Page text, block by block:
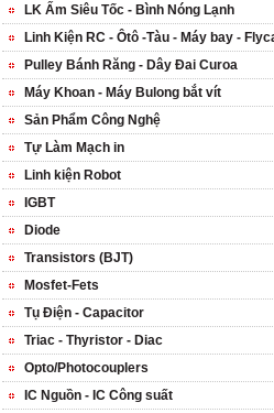
LK Ấm Siêu Tốc - Bình Nóng Lạnh
Linh Kiện RC - Ôtô -Tàu - Máy bay -
Pulley Bánh Răng - Dây Đai Curoa
Máy Khoan - Máy Bulong bắt vít
Sản Phẩm Công Nghệ
Tự Làm Mạch in
Linh kiện Robot
IGBT
Diode
Transistors (BJT)
Mosfet-Fets
Tụ Điện - Capacitor
Triac - Thyristor - Diac
Opto/Photocouplers
IC Nguồn - IC Công suất